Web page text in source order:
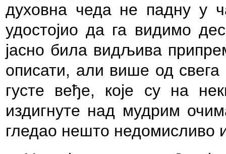
духовна чеда не падну у
удостојио да га видимо
јасно била видљива
описати, али више од
густе веђе, које су на
издигнуте над мудрим
гледао нешто недомисливо